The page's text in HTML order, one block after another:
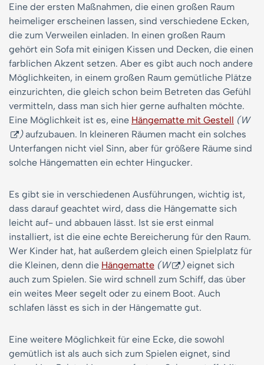
Eine der ersten Maßnahmen, die einen großen Raum
heimeliger erscheinen lassen, sind verschiedene Ecken,
die zum Verweilen einladen. In einen großen Raum
gehört ein Sofa mit einigen Kissen und Decken, die einen
farblichen Akzent setzen. Aber es gibt auch noch andere
Möglichkeiten, in einem großen Raum gemütliche Plätze
einzurichten, die gleich schon beim Betreten das Gefühl
vermitteln, dass man sich hier gerne aufhalten möchte.
Eine Möglichkeit ist es, eine Hängematte mit Gestell (W
)aufzubauen. In kleineren Räumen macht ein solches
Unterfangen nicht viel Sinn, aber für größere Räume sind
solche Hängematten ein echter Hingucker.
Es gibt sie in verschiedenen Ausführungen, wichtig ist,
dass darauf geachtet wird, dass die Hängematte sich
leicht auf- und abbauen lässt. Ist sie erst einmal
installiert, ist die eine echte Bereicherung für den Raum.
Wer Kinder hat, hat außerdem gleich einen Spielplatz für
die Kleinen, denn die Hängematte (W )eignet sich
auch zum Spielen. Sie wird schnell zum Schiff, das über
ein weites Meer segelt oder zu einem Boot. Auch
schlafen lässt es sich in der Hängematte gut.
Eine weitere Möglichkeit für eine Ecke, die sowohl
gemütlich ist als auch sich zum Spielen eignet, sind